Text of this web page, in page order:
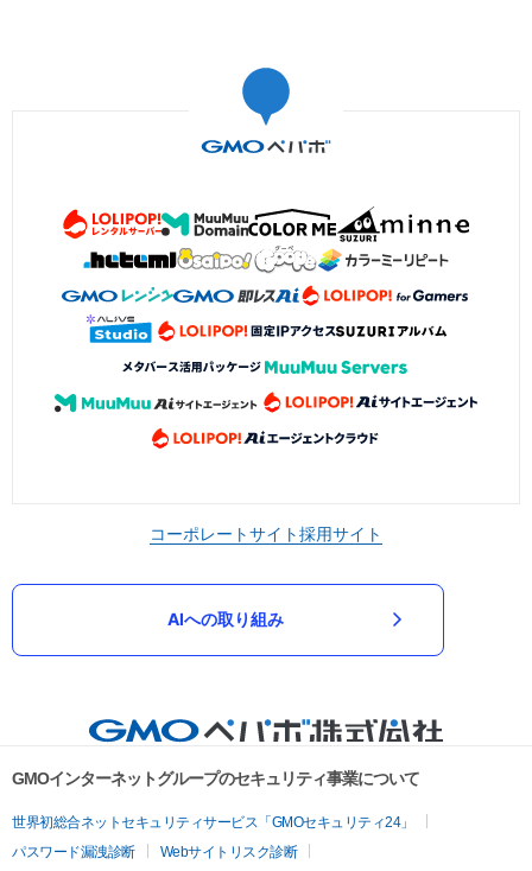
コーポレートサイト採用サイト
AIへの取り組み
GMOインターネットグループのセキュリティ事業について
世界初総合ネットセキュリティサービス「GMOセキュリティ24」
パスワード漏洩診断
Webサイトリスク診断